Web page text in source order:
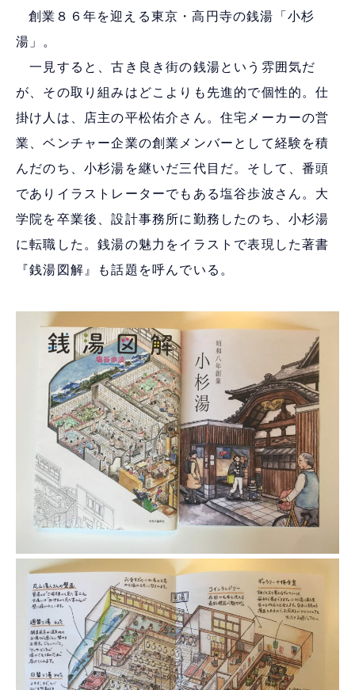
創業８６年を迎える東京・高円寺の銭湯「小杉
湯」。
一見すると、古き良き街の銭湯という雰囲気だ
が、その取り組みはどこよりも先進的で個性的。仕
掛け人は、店主の平松佑介さん。住宅メーカーの営
業、ベンチャー企業の創業メンバーとして経験を積
んだのち、小杉湯を継いだ三代目だ。そして、番頭
でありイラストレーターでもある塩谷歩波さん。大
学院を卒業後、設計事務所に勤務したのち、小杉湯
に転職した。銭湯の魅力をイラストで表現した著書
『銭湯図解』も話題を呼んでいる。